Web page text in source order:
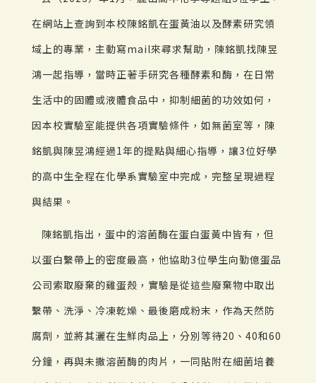
在網站上查詢到本校陳銘凱在蛋黃油以及酵素研究領
域上的專業，主動寫mail來尋求幫助，陳銘凱找陳昱
鴻一起指導，當時正著手研究各種酵素和酶，在日常
生活中的固體或液體食品中，抑制細菌的功效如何，
因本校實驗室能提供各項實驗條件，如無菌室等，陳
銘凱與陳昱鴻經過1年的提點與細心指導，讓3位好學
的高中生全程在化學系實驗室中完成，完整呈現過程
與結果。
陳銘凱指出，蛋中的溶菌酶在蛋白蛋黃中皆有，但
以蛋白繫帶上的密度最高，他協助3位學生向勤億蛋品
公司索取廢棄的雞蛋殼，實驗是從這些廢棄物中取出
繫帶、洗淨、冷凍乾燥、最後磨成粉末，作為天然防
腐劑，並將其灑在生鮮肉品上，分別等待20、40和60
分鐘，再與未撒溶菌酶的肉片，一同貼附在細菌培養